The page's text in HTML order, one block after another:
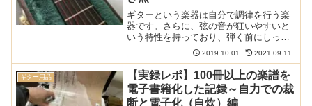
ギターという楽器は自分で調律を行う楽
器です。さらに、弦の音が狂いやすいと
いう特性を持っており、弾く前にしっか
りと自分で調弦する必要があります。
が、どんなに頑張って調弦しても和音が
美しく響かない時が。。。そんな時に確
認すべき項目を紹介します。...
2019.10.01 2021.09.11
ギター用品
【実録レポ】100冊以上の楽譜を
電子書籍化した記録～自力での裁
断と電子化（自炊）編